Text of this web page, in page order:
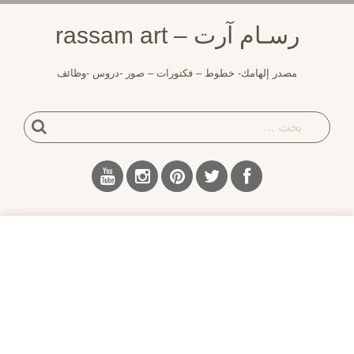
رسـام آرت – rassam art
مصدر إلهامك- خطوط – فكتورات – صور -دروس -وظائف